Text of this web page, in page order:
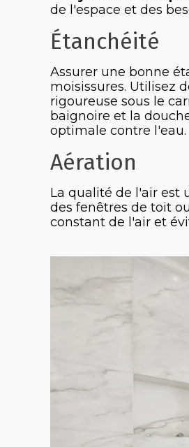
de l'espace et des
Étanchéité
Assurer une bonne
moisissures. Utilisez
rigoureuse sous le
baignoire et la
optimale contre l'eau.
Aération
La qualité de l'air est
des fenêtres de toit
constant de l'air et